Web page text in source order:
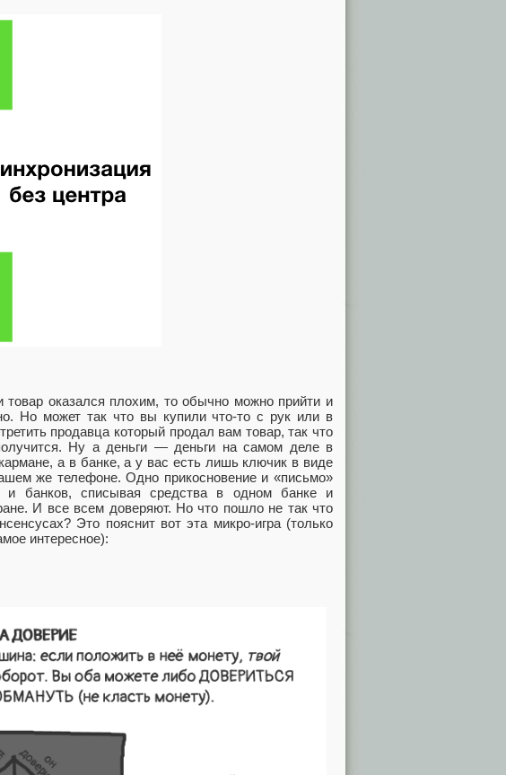
товар оказался плохим, то обычно можно прийти и
Но может так что вы купили что-то с рук или в
продавца который продал вам товар, так что
Ну а деньги — деньги на самом деле в
а в банке, а у вас есть лишь ключик в виде
же телефоне. Одно прикосновение и «письмо»
и банков, списывая средства в одном банке и
И все всем доверяют. Но что пошло не так что
Это пояснит вот эта микро-игра (только
интересное):